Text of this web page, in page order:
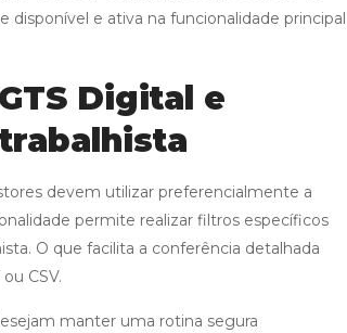
e ativa na funcionalidade principal
Digital e
devem utilizar preferencialmente a
permite realizar filtros específicos
O que facilita a conferência detalhada
CSV.
manter uma rotina segura